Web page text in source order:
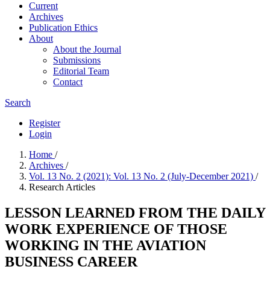
Current
Archives
Publication Ethics
About
About the Journal
Submissions
Editorial Team
Contact
Search
Register
Login
Home /
Archives /
Vol. 13 No. 2 (2021): Vol. 13 No. 2 (July-December 2021) /
Research Articles
LESSON LEARNED FROM THE DAILY
WORK EXPERIENCE OF THOSE
WORKING IN THE AVIATION
BUSINESS CAREER